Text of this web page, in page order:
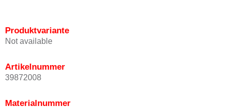
Produktvariante
Not available
Artikelnummer
39872008
Materialnummer